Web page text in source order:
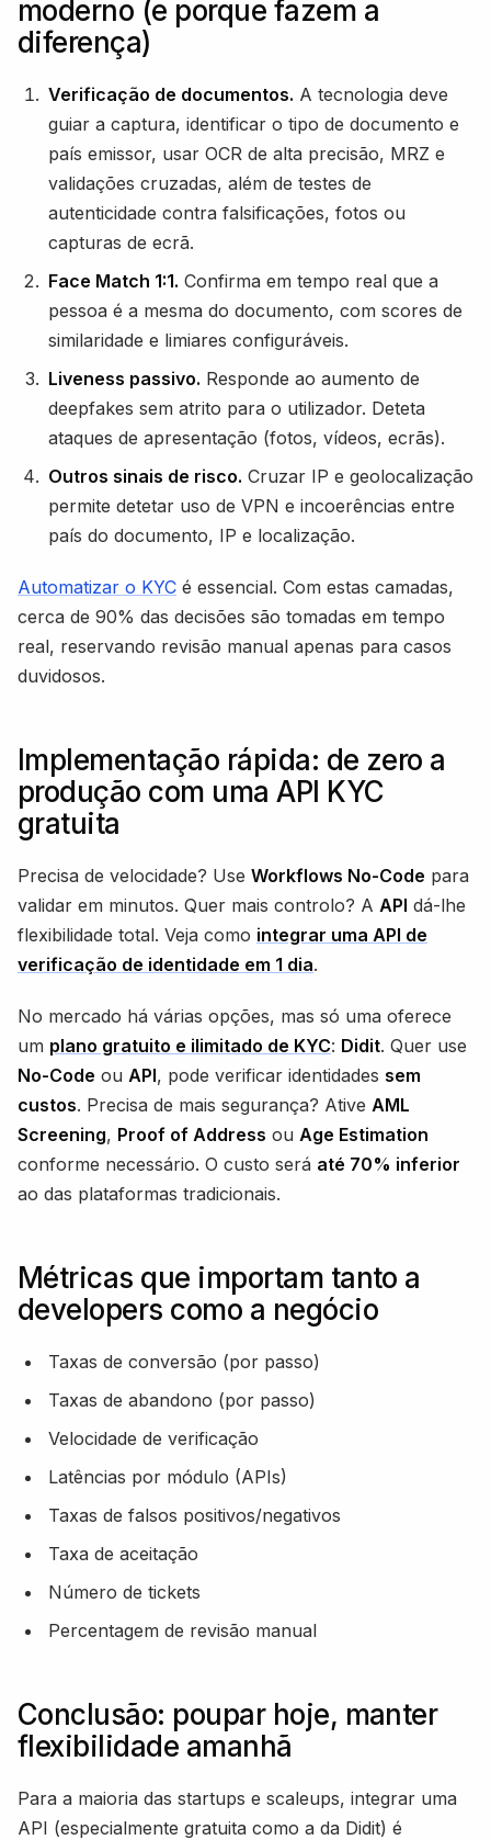
moderno (e porque fazem a
diferença)
Verificação de documentos. A tecnologia deve
guiar a captura, identificar o tipo de documento e
país emissor, usar OCR de alta precisão, MRZ e
validações cruzadas, além de testes de
autenticidade contra falsificações, fotos ou
capturas de ecrã.
Face Match 1:1. Confirma em tempo real que a
pessoa é a mesma do documento, com scores de
similaridade e limiares configuráveis.
Liveness passivo. Responde ao aumento de
deepfakes sem atrito para o utilizador. Deteta
ataques de apresentação (fotos, vídeos, ecrãs).
Outros sinais de risco. Cruzar IP e geolocalização
permite detetar uso de VPN e incoerências entre
país do documento, IP e localização.
Automatizar o KYC é essencial. Com estas camadas,
cerca de 90% das decisões são tomadas em tempo
real, reservando revisão manual apenas para casos
duvidosos.
Implementação rápida: de zero a
produção com uma API KYC
gratuita
Precisa de velocidade? Use Workflows No-Code para
validar em minutos. Quer mais controlo? A API dá-lhe
flexibilidade total. Veja como integrar uma API de
verificação de identidade em 1 dia.
No mercado há várias opções, mas só uma oferece
um plano gratuito e ilimitado de KYC: Didit. Quer use
No-Code ou API, pode verificar identidades sem
custos. Precisa de mais segurança? Ative AML
Screening, Proof of Address ou Age Estimation
conforme necessário. O custo será até 70% inferior
ao das plataformas tradicionais.
Métricas que importam tanto a
developers como a negócio
Taxas de conversão (por passo)
Taxas de abandono (por passo)
Velocidade de verificação
Latências por módulo (APIs)
Taxas de falsos positivos/negativos
Taxa de aceitação
Número de tickets
Percentagem de revisão manual
Conclusão: poupar hoje, manter
flexibilidade amanhã
Para a maioria das startups e scaleups, integrar uma
API (especialmente gratuita como a da Didit) é